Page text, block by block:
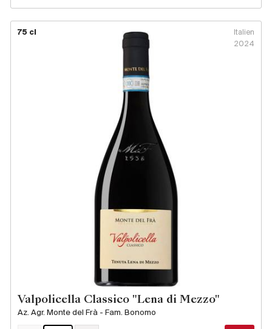
75 cl
Italien
2024
Valpolicella Classico "Lena di Mezzo"
Az. Agr. Monte del Frà - Fam. Bonomo